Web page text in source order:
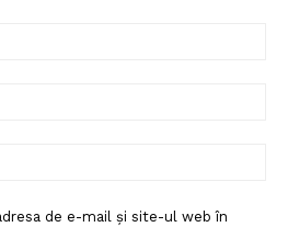
de e-mail și site-ul web în